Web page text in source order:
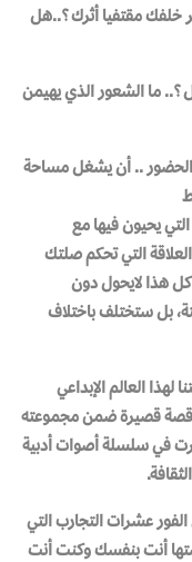
خلفك مقتفيا أثرك ؟..هل
؟.. ما الشعور الذي يهيمن
الحضور .. أن يشغل مساحة
يحيون فيها مع
التي تحكم صلتك
هذا لايحول دون
بل ستختلف باختلاف
لهذا العالم الإبداعي
قصيرة ضمن مجموعته
في سلسلة أصوات أدبية
عشرات التجارب التي
أنت بنفسك وكنت أنت